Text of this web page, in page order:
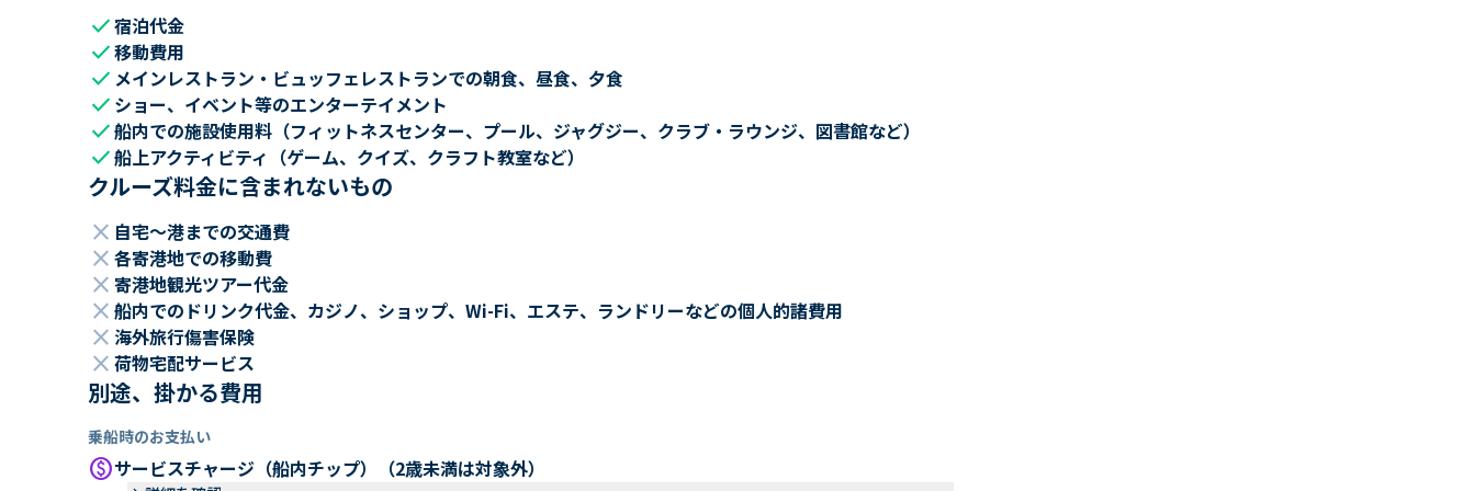
check宿泊代金
check移動費用
check メインレストラン・ビュッフェレストランでの朝食、昼食、夕食
check ショー、イベント等のエンターテイメント
check船内での施設使用料（フィットネスセンター、プール、ジャグジー、クラブ・ラウンジ、図書館など）
check船上アクティビティ（ゲーム、クイズ、クラフト教室など）
クルーズ料金に含まれないもの
close 自宅～港までの交通費
close 各寄港地での移動費
close 寄港地観光ツアー代金
close 船内でのドリンク代金、カジノ、ショップ、Wi-Fi、エステ、ランドリーなどの個人的諸費用
close 海外旅行傷害保険
close 荷物宅配サービス
別途、掛かる費用
乗船時のお支払い
paidサービスチャージ（船内チップ）（2歳未満は対象外）